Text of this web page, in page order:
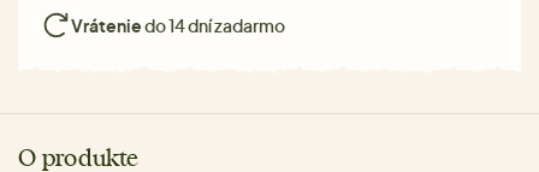
Vráteniedo 14 dní zadarmo
O produkte